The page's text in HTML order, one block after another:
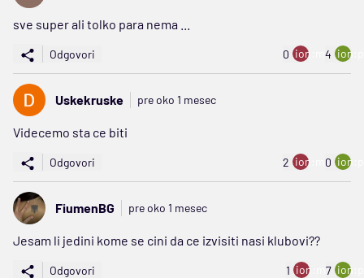
sve super ali tolko para nema ...
Odgovori 0 ion:minus
4
Uskekruske pre oko 1 mesec
Videcemo sta ce biti
Odgovori 2 ion:minus
0
FiumenBG pre oko 1 mesec
Jesam li jedini kome se cini da ce izvisiti nasi klubovi??
Odgovori 1 ion:minus
7